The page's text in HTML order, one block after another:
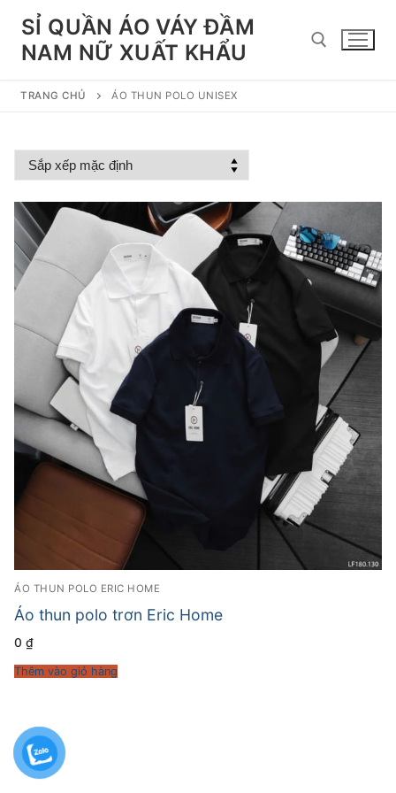
Chuyển
đếnSỈ QUẦN ÁO VÁY ĐẦM
NAM NỮ XUẤT KHẨU
TRANG CHỦ ÁO THUN POLO UNISEX
ÁO THUN POLO ERIC HOME
Áo thun polo trơn Eric Home
0 ₫
Thêm vào giỏ hàng